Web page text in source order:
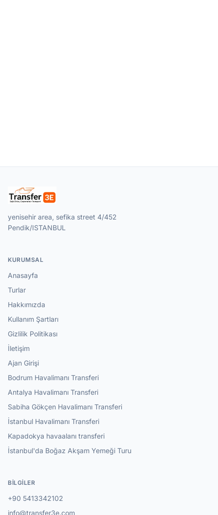
yenisehir area, sefika street 4/452
Pendik/ISTANBUL
KURUMSAL
Anasayfa
Turlar
Hakkımızda
Kullanım Şartları
Gizlilik Politikası
İletişim
Ajan Girişi
Bodrum Havalimanı Transferi
Antalya Havalimanı Transferi
Sabiha Gökçen Havalimanı Transferi
İstanbul Havalimanı Transferi
Kapadokya havaalanı transferi
İstanbul'da Boğaz Akşam Yemeği Turu
BILGILER
+90 5413342102
info@transfer3e.com